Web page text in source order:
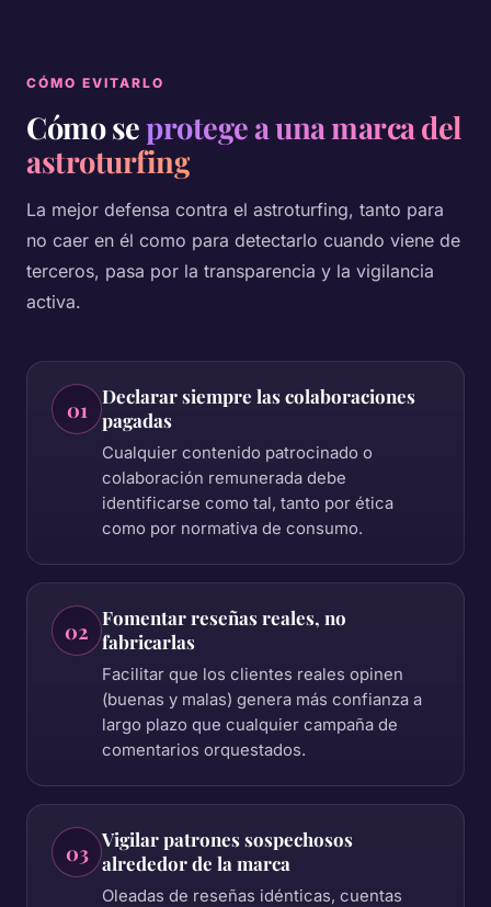
CÓMO EVITARLO
Cómo seprotege a una marca del
astroturfing
La mejor defensa contra el astroturfing, tanto para
no caer en él como para detectarlo cuando viene de
terceros, pasa por la transparencia y la vigilancia
activa.
01
Declarar siempre las colaboraciones
pagadas
Cualquier contenido patrocinado o
colaboración remunerada debe
identificarse como tal, tanto por ética
como por normativa de consumo.
02 Fomentar reseñas reales, no
fabricarlas
Facilitar que los clientes reales opinen
(buenas y malas) genera más confianza a
largo plazo que cualquier campaña de
comentarios orquestados.
03 Vigilar patrones sospechosos
alrededor de la marca
Oleadas de reseñas idénticas, cuentas